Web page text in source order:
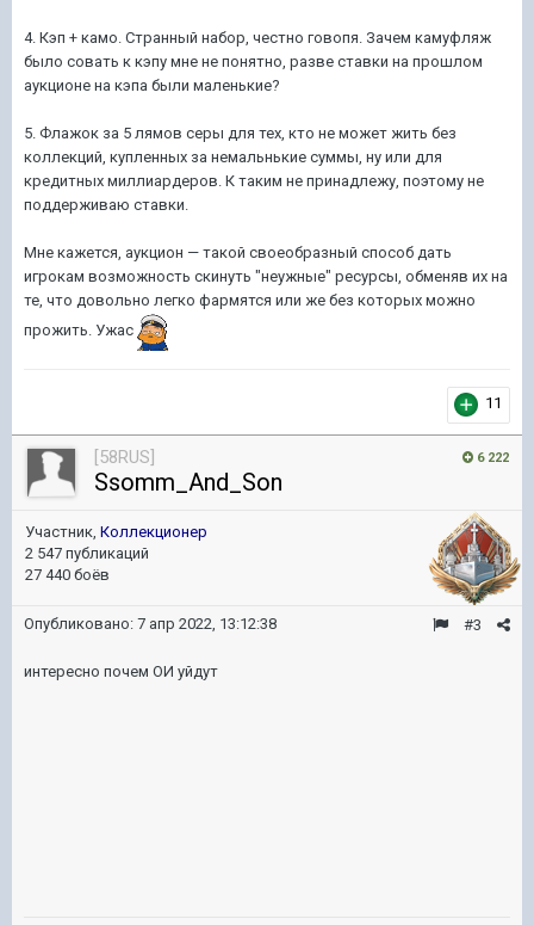
4. Кэп + камо. Странный набор, честно говопя. Зачем камуфляж
было совать к кэпу мне не понятно, разве ставки на прошлом
аукционе на кэпа были маленькие?
5. Флажок за 5 лямов серы для тех, кто не может жить без
коллекций, купленных за немальнькие суммы, ну или для
кредитных миллиардеров. К таким не принадлежу, поэтому не
поддерживаю ставки.
Мне кажется, аукцион — такой своеобразный способ дать
игрокам возможность скинуть "неужные" ресурсы, обменяв их на
те, что довольно легко фармятся или же без которых можно
прожить. Ужас
11
6 222
[58RUS]
Ssomm_And_Son
Участник, Коллекционер
2 547 публикаций
27 440 боёв
#3
Опубликовано: 7 апр 2022, 13:12:38
интересно почем ОИ уйдут